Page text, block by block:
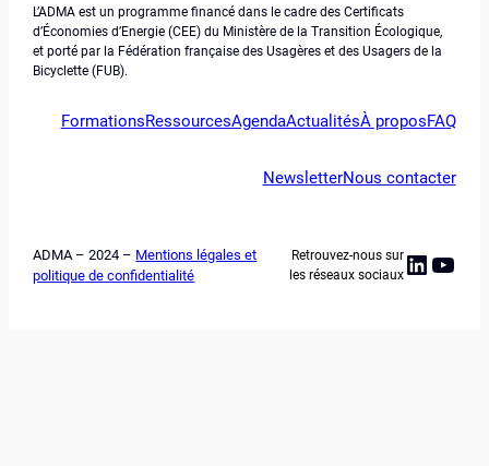
L’ADMA est un programme financé dans le cadre des Certificats
d’Économies d’Energie (CEE) du Ministère de la Transition Écologique,
et porté par la Fédération française des Usagères et des Usagers de la
Bicyclette (FUB).
FormationsRessourcesAgendaActualitésÀ proposFAQ
NewsletterNous contacter
ADMA – 2024 – Mentions légales et
politique de confidentialité
Retrouvez-nous sur
les réseaux sociaux